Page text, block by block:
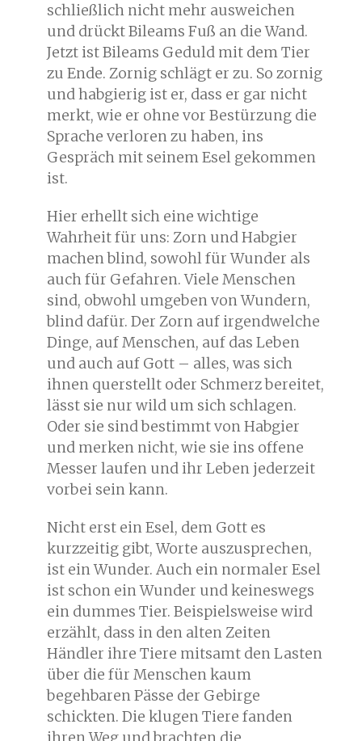
schließlich nicht mehr ausweichen
und drückt Bileams Fuß an die Wand.
Jetzt ist Bileams Geduld mit dem Tier
zu Ende. Zornig schlägt er zu. So zornig
und habgierig ist er, dass er gar nicht
merkt, wie er ohne vor Bestürzung die
Sprache verloren zu haben, ins
Gespräch mit seinem Esel gekommen
ist.
Hier erhellt sich eine wichtige
Wahrheit für uns: Zorn und Habgier
machen blind, sowohl für Wunder als
auch für Gefahren. Viele Menschen
sind, obwohl umgeben von Wundern,
blind dafür. Der Zorn auf irgendwelche
Dinge, auf Menschen, auf das Leben
und auch auf Gott – alles, was sich
ihnen querstellt oder Schmerz bereitet,
lässt sie nur wild um sich schlagen.
Oder sie sind bestimmt von Habgier
und merken nicht, wie sie ins offene
Messer laufen und ihr Leben jederzeit
vorbei sein kann.
Nicht erst ein Esel, dem Gott es
kurzzeitig gibt, Worte auszusprechen,
ist ein Wunder. Auch ein normaler Esel
ist schon ein Wunder und keineswegs
ein dummes Tier. Beispielsweise wird
erzählt, dass in den alten Zeiten
Händler ihre Tiere mitsamt den Lasten
über die für Menschen kaum
begehbaren Pässe der Gebirge
schickten. Die klugen Tiere fanden